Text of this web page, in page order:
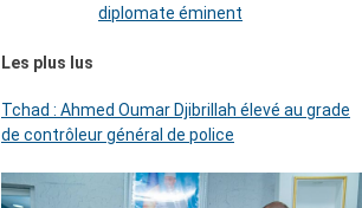
diplomate éminent
Les plus lus
Tchad : Ahmed Oumar Djibrillah élevé au grade
de contrôleur général de police